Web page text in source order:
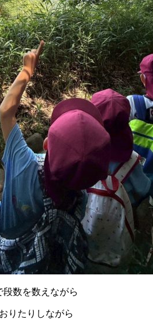
段数を数えながら
りたりしながら